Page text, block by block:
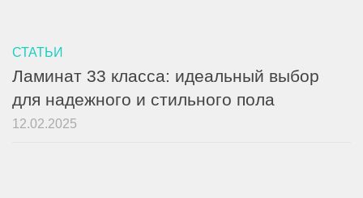
СТАТЬИ
Ламинат 33 класса: идеальный выбор
для надежного и стильного пола
12.02.2025